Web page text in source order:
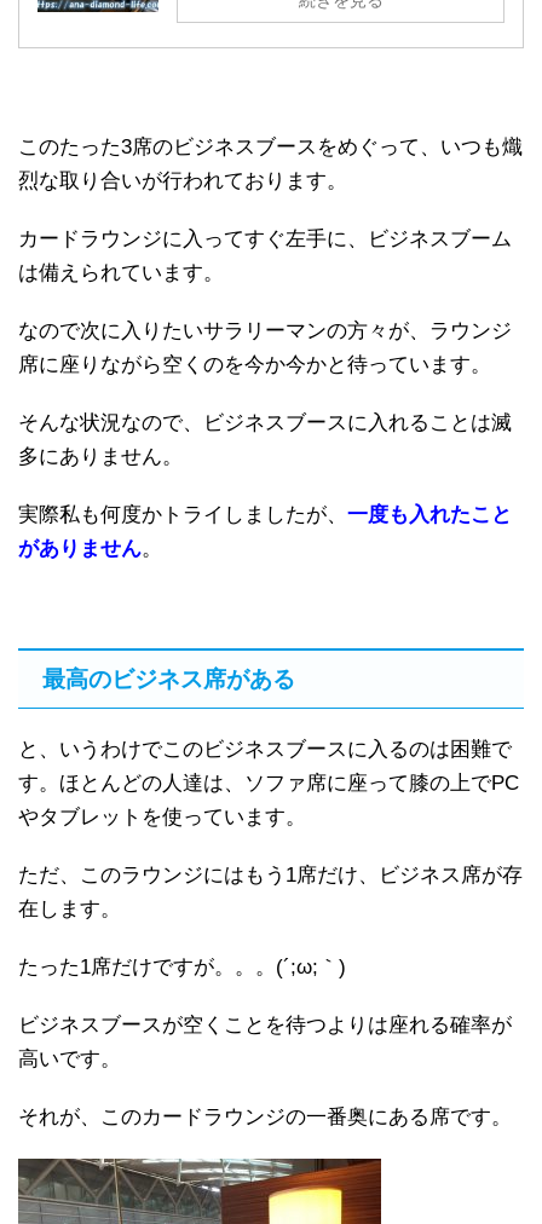
このたった3席のビジネスブースをめぐって、いつも熾
烈な取り合いが行われております。
カードラウンジに入ってすぐ左手に、ビジネスブーム
は備えられています。
なので次に入りたいサラリーマンの方々が、ラウンジ
席に座りながら空くのを今か今かと待っています。
そんな状況なので、ビジネスブースに入れることは滅
多にありません。
実際私も何度かトライしましたが、 一度も入れたこと
がありません。
最高のビジネス席がある
と、いうわけでこのビジネスブースに入るのは困難で
す。ほとんどの人達は、ソファ席に座って膝の上でPC
やタブレットを使っています。
ただ、このラウンジにはもう1席だけ、ビジネス席が存
在します。
たった1席だけですが。。。(´;ω;｀)
ビジネスブースが空くことを待つよりは座れる確率が
高いです。
それが、このカードラウンジの一番奥にある席です。